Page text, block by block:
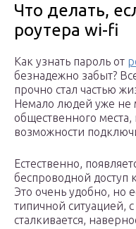
Что делать,
роутера wi-fi
Как узнать пароль от
безнадежно забыт?
прочно стал частью
Немало людей уже не
общественного
возможности
Естественно,
беспроводной доступ
Это очень удобно, но
типичной ситуацией,
сталкивается,